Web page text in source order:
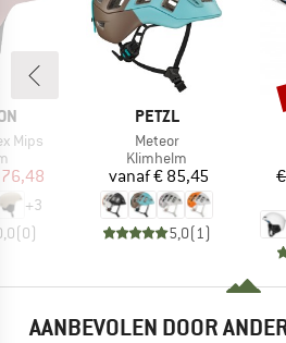
Mips
prijs
+3
(0)
MERK
PETZL
Artikel
Meteor
Productgroep
Klimhelm
Prijs
vanaf€ 85,45
5,0(1 )
AANBEVOLEN DOOR